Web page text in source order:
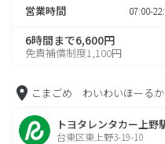
営業時間 07:00-
6時間まで6,600円
免責補償制度1,100円
こまごめ わいわいほーるか
トヨタレンタカー上野
台東区東上野3-19-10